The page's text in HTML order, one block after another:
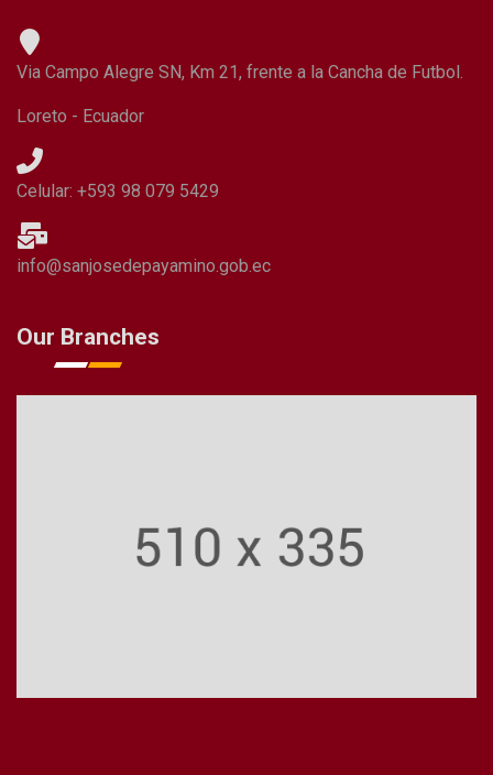
Via Campo Alegre SN, Km 21, frente a la Cancha de Futbol.
Loreto - Ecuador
Celular: +593 98 079 5429
info@sanjosedepayamino.gob.ec
Our Branches